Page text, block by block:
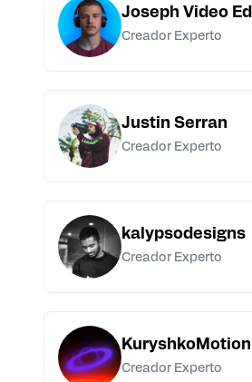
Joseph Video
Creador Experto
Justin Serran
Creador Experto
kalypsodesigns
Creador Experto
KuryshkoMotion
Creador Experto